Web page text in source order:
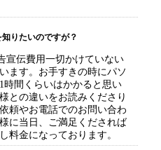
りたいのですが？
宣伝費用一切かけていない
ます。お手すきの時にパソ
時間くらいはかかると思い
との違いをお読みくださり
頼やお電話でのお問い合わ
に当日、ご満足くだされば
料金になっております。